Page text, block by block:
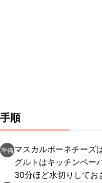
手順
準備 マスカルポーネチーズ
グルトはキッチンペー
30分ほど水切りしてお